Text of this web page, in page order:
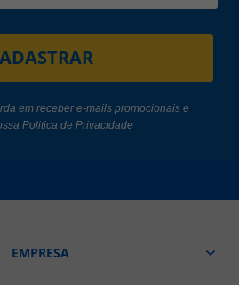
em receber e-mails promocionais e
Politica de Privacidade
EMPRESA